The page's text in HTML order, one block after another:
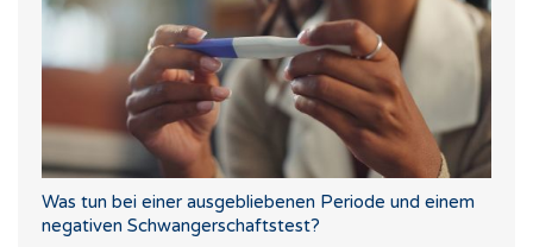
Was tun bei einer ausgebliebenen Periode und einem
negativen Schwangerschaftstest?